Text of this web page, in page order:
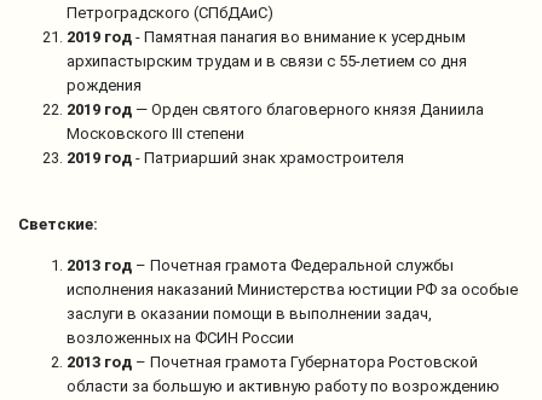
Петроградского (СПбДАиС)
2019 год - Памятная панагия во внимание к усердным
архипастырским трудам и в связи с 55-летием со дня
рождения
2019 год — Орден святого благоверного князя Даниила
Московского III степени
2019 год - Патриарший знак храмостроителя
Светские:
2013 год – Почетная грамота Федеральной службы
исполнения наказаний Министерства юстиции РФ за особые
заслуги в оказании помощи в выполнении задач,
возложенных на ФСИН России
2013 год – Почетная грамота Губернатора Ростовской
области за большую и активную работу по возрождению